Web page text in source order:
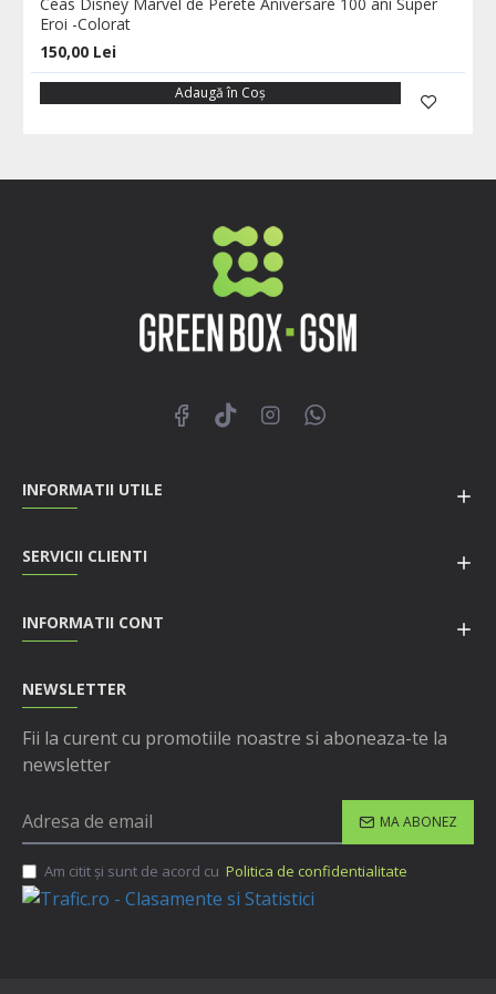
Ceas Disney Marvel de Perete Aniversare 100 ani Super
Eroi -Colorat
150,00 Lei
Adaugă în Coş
INFORMATII UTILE
SERVICII CLIENTI
INFORMATII CONT
NEWSLETTER
Fii la curent cu promotiile noastre si aboneaza-te la
newsletter
MA ABONEZ
Am citit şi sunt de acord cu Politica de confidentialitate